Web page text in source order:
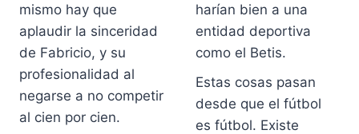
mismo hay que
aplaudir la sinceridad
de Fabricio, y su
profesionalidad al
negarse a no competir
al cien por cien.
harían bien a una
entidad deportiva
como el Betis.
Estas cosas pasan
desde que el fútbol
es fútbol. Existe